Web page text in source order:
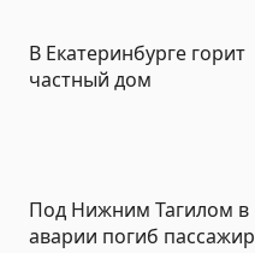
В Екатеринбурге горит
частный дом
Под Нижним Тагилом в
аварии погиб пассажир